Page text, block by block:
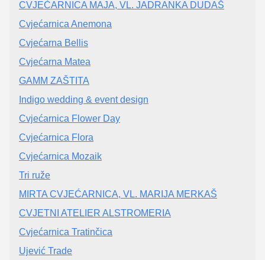
CVJEĆARNICA MAJA, VL. JADRANKA DUDAŠ
Cvjećarnica Anemona
Cvjećarna Bellis
Cvjećarna Matea
GAMM ZAŠTITA
Indigo wedding & event design
Cvjećarnica Flower Day
Cvjećarnica Flora
Cvjećarnica Mozaik
Tri ruže
MIRTA CVJEĆARNICA, VL. MARIJA MERKAŠ
CVJETNI ATELIER ALSTROMERIA
Cvjećarnica Tratinčica
Ujević Trade